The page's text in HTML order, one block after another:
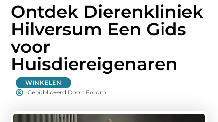
Ontdek Dierenkliniek
Hilversum Een Gids
voor
Huisdiereigenaren
WINKELEN
Gepubliceerd Door: Forom